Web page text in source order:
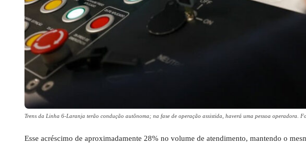
Trens da Linha 6-Laranja terão condução autônoma; na fase de operação assistida, haverá uma pessoa operadora.
Esse acréscimo de aproximadamente 28% no volume de atendimento, mantendo o